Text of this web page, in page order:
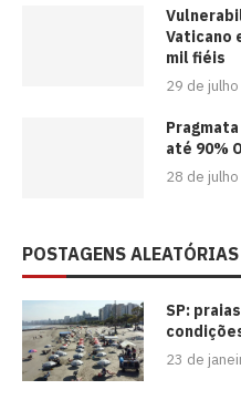
Vaticano
mil fiéis
29 de
até 90%
28 de
POSTAGENS ALEATÓRIAS
SP:
23 de